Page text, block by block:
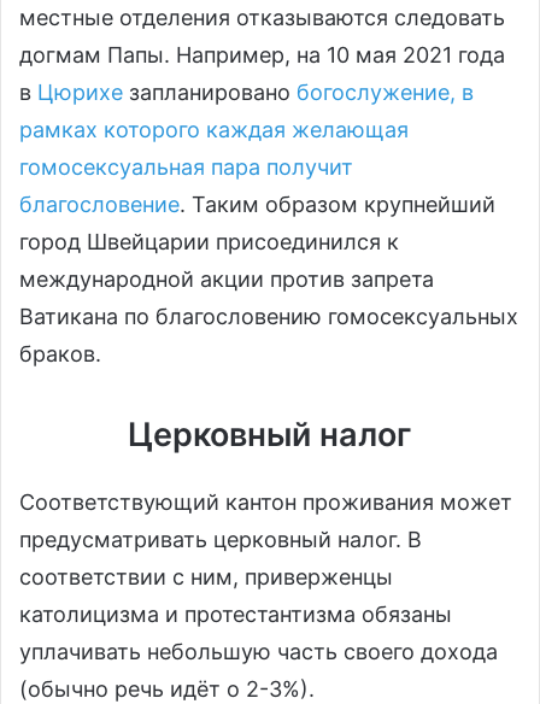
местные отделения отказываются следовать
догмам Папы. Например, на 10 мая 2021 года
в Цюрихе запланировано богослужение, в
рамках которого каждая желающая
гомосексуальная пара получит
благословение. Таким образом крупнейший
город Швейцарии присоединился к
международной акции против запрета
Ватикана по благословению гомосексуальных
браков.
Церковный налог
Соответствующий кантон проживания может
предусматривать церковный налог. В
соответствии с ним, приверженцы
католицизма и протестантизма обязаны
уплачивать небольшую часть своего дохода
(обычно речь идёт о 2-3%).